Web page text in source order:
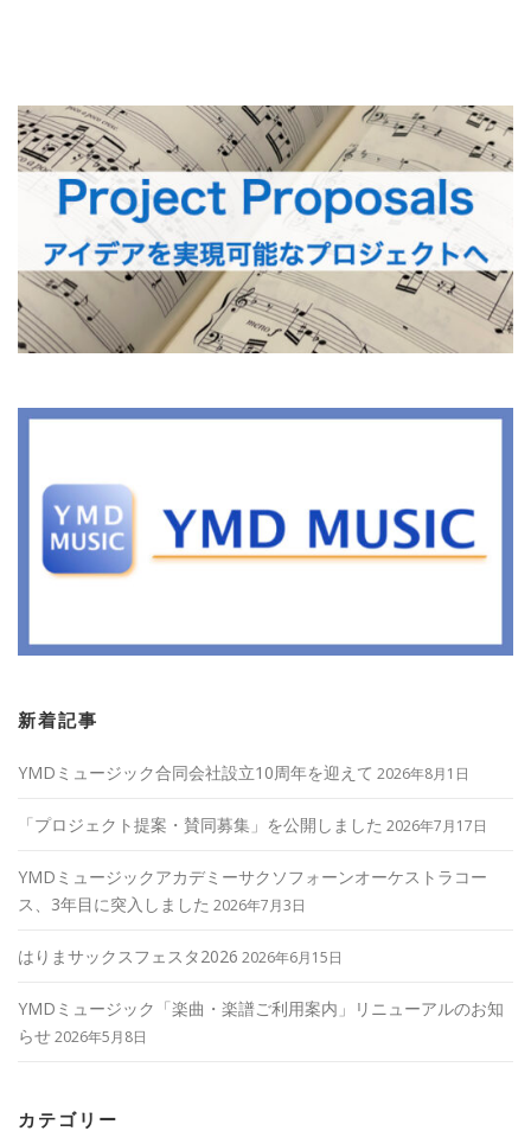
新着記事
YMDミュージック合同会社設立10周年を迎えて 2026年8月1日
「プロジェクト提案・賛同募集」を公開しました 2026年7月17日
YMDミュージックアカデミーサクソフォーンオーケストラコー
ス、3年目に突入しました 2026年7月3日
はりまサックスフェスタ2026 2026年6月15日
YMDミュージック「楽曲・楽譜ご利用案内」リニューアルのお知
らせ2026年5月8日
カテゴリー